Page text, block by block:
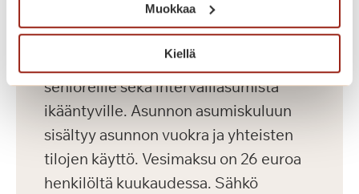
Muokkaa
Kiellä
Saga Kaskenniitty tarjoaa viihtyisää ja
laadukasta vuokra-asumista aktiivisille
senioreille sekä intervalliasumista
ikääntyville. Asunnon asumiskuluun
sisältyy asunnon vuokra ja yhteisten
tilojen käyttö. Vesimaksu on 26 euroa
henkilöltä kuukaudessa. Sähkö